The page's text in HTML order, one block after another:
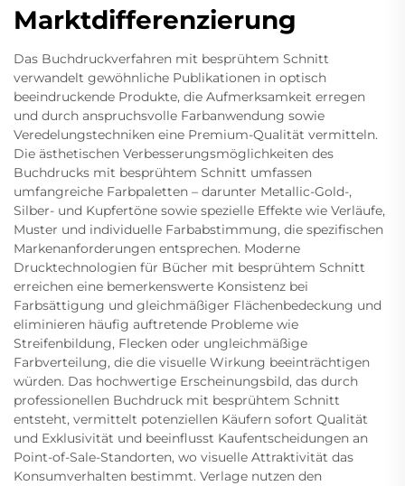
Marktdifferenzierung
Das Buchdruckverfahren mit besprühtem Schnitt
verwandelt gewöhnliche Publikationen in optisch
beeindruckende Produkte, die Aufmerksamkeit erregen
und durch anspruchsvolle Farbanwendung sowie
Veredelungstechniken eine Premium-Qualität vermitteln.
Die ästhetischen Verbesserungsmöglichkeiten des
Buchdrucks mit besprühtem Schnitt umfassen
umfangreiche Farbpaletten – darunter Metallic-Gold-,
Silber- und Kupfertöne sowie spezielle Effekte wie Verläufe,
Muster und individuelle Farbabstimmung, die spezifischen
Markenanforderungen entsprechen. Moderne
Drucktechnologien für Bücher mit besprühtem Schnitt
erreichen eine bemerkenswerte Konsistenz bei
Farbsättigung und gleichmäßiger Flächenbedeckung und
eliminieren häufig auftretende Probleme wie
Streifenbildung, Flecken oder ungleichmäßige
Farbverteilung, die die visuelle Wirkung beeinträchtigen
würden. Das hochwertige Erscheinungsbild, das durch
professionellen Buchdruck mit besprühtem Schnitt
entsteht, vermittelt potenziellen Käufern sofort Qualität
und Exklusivität und beeinflusst Kaufentscheidungen an
Point-of-Sale-Standorten, wo visuelle Attraktivität das
Konsumverhalten bestimmt. Verlage nutzen den